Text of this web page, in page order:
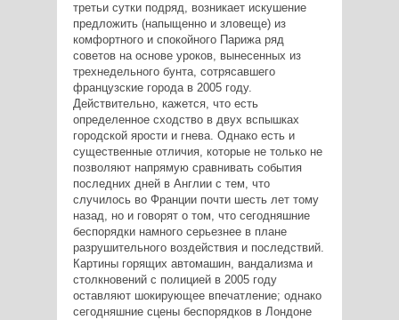
третьи сутки подряд, возникает искушение
предложить (напыщенно и зловеще) из
комфортного и спокойного Парижа ряд
советов на основе уроков, вынесенных из
трехнедельного бунта, сотрясавшего
французские города в 2005 году.
Действительно, кажется, что есть
определенное сходство в двух вспышках
городской ярости и гнева. Однако есть и
существенные отличия, которые не только не
позволяют напрямую сравнивать события
последних дней в Англии с тем, что
случилось во Франции почти шесть лет тому
назад, но и говорят о том, что сегодняшние
беспорядки намного серьезнее в плане
разрушительного воздействия и последствий.
Картины горящих автомашин, вандализма и
столкновений с полицией в 2005 году
оставляют шокирующее впечатление; однако
сегодняшние сцены беспорядков в Лондоне